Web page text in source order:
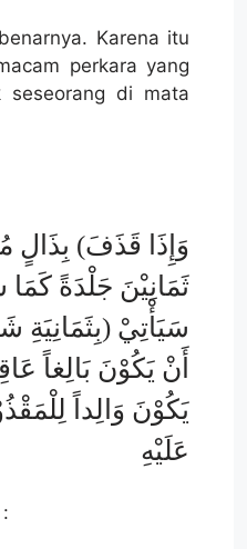
Karena itu
perkara yang
seseorang di mata
وَإِذَا قَذَفَ) بِذَالٍ
ثَمَانِيْنَ جَلْدَةً كَمَا
سَيَأْتِيْ (بِثَمَانِيَةِ
أَنْ يَكُوْنَ بَالِغاً
يَكُوْنَ وَالِداً
عَلَيْهِ